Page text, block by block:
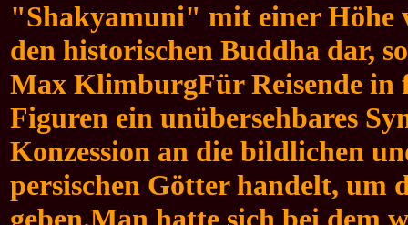
"Shakyamuni" mit einer Höhe
den historischen Buddha dar,
Max KlimburgFür Reisende in
Figuren ein unübersehbares
Konzession an die bildlichen
persischen Götter handelt, um